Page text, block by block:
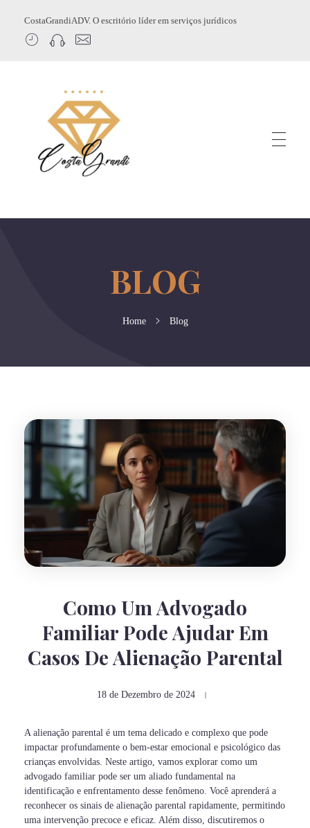
CostaGrandiADV. O escritório líder em serviços jurídicos
Home Blog
Como Um Advogado
Familiar Pode Ajudar Em
Casos De Alienação Parental
18 de Dezembro de 2024
A alienação parental é um tema delicado e complexo que pode
impactar profundamente o bem-estar emocional e psicológico das
crianças envolvidas. Neste artigo, vamos explorar como um
advogado familiar pode ser um aliado fundamental na
identificação e enfrentamento desse fenômeno. Você aprenderá a
reconhecer os sinais de alienação parental rapidamente, permitindo
uma intervenção precoce e eficaz. Além disso, discutiremos o